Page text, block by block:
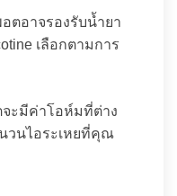
ตอาจรองรับน้ำยา
เลือกตามการ
ะมีค่าโอห์มที่ต่าง
วนไอระเหยที่คุณ